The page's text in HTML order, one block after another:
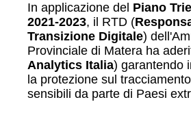
In applicazione del Piano
2021-2023, il RTD (
Transizione Digitale)
Provinciale di Matera ha
Analytics Italia) garantendo
la protezione sul
sensibili da parte di Paesi